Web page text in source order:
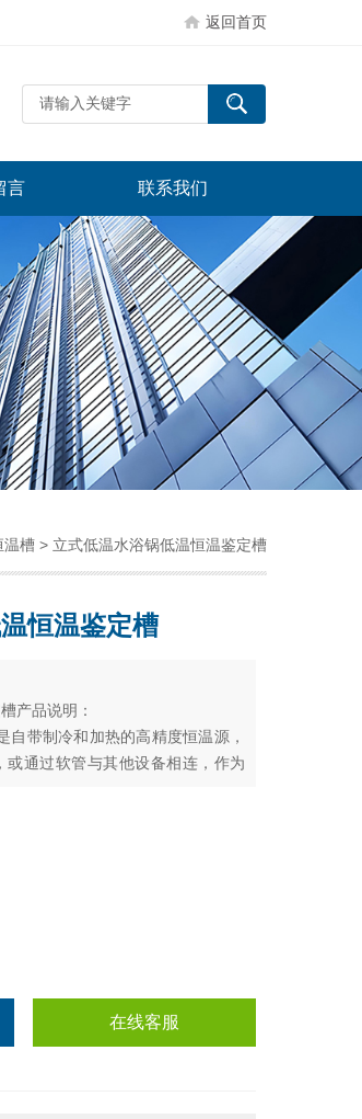
返回首页
言 联系我们
温槽 > 立式低温水浴锅低温恒温鉴定槽
恒温鉴定槽
产品说明：
自带制冷和加热的高精度恒温源，
通过软管与其他设备相连，作为
控制。
在线客服